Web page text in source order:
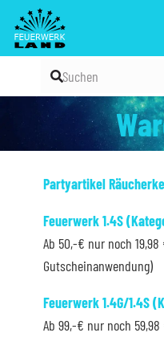
Partyartikel
Feuerwerk 1.4S
Ab 50,-€ nur noch
Gutscheinanwendung)
Feuerwerk 1.4G/1.4S
Ab 99,-€ nur noch